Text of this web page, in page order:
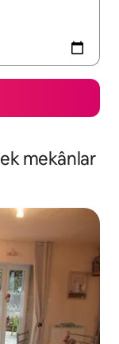
mekânlar